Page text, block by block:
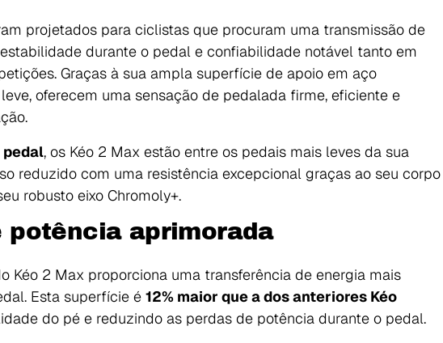
projetados para ciclistas que procuram uma transmissão de
durante o pedal e confiabilidade notável tanto em
Graças à sua ampla superfície de apoio em aço
oferecem uma sensação de pedalada firme, eficiente e
pedal, os Kéo 2 Max estão entre os pedais mais leves da sua
reduzido com uma resistência excepcional graças ao seu corpo
robusto eixo Chromoly+.
potência aprimorada
Kéo 2 Max proporciona uma transferência de energia mais
Esta superfície é 12% maior que a dos anteriores Kéo
do pé e reduzindo as perdas de potência durante o pedal.